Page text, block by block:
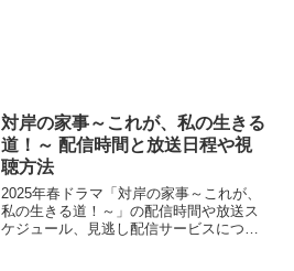
対岸の家事～これが、私の生きる
道！～ 配信時間と放送日程や視
聴方法
2025年春ドラマ「対岸の家事～これが、
私の生きる道！～」の配信時間や放送ス
ケジュール、見逃し配信サービスについ